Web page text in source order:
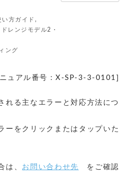
方ガイド ,
レンジモデル2・
ング
ュアル番号：X-SP-3-3-0101]
れる主なエラーと対応方法につ
ーをクリックまたはタップいた
は、 お問い合わせ先
をご確認